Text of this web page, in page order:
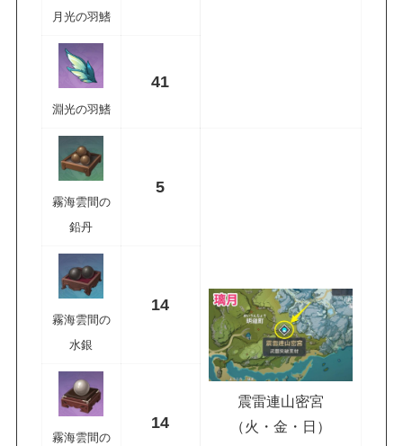
月光の羽鰭
淵光の羽鰭
41
霧海雲間の
鉛丹
5
震雷連山密宮
（火・金・日）
霧海雲間の
水銀
14
霧海雲間の
14